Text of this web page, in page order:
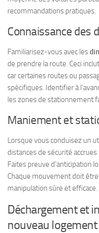
recommandations pratiques.
Connaissance des
Familiarisez-vous avec les
de prendre la route. Ceci
car certaines routes ou
spécifiques. Identifier à
les zones de stationnement
Maniement et
Lorsque vous conduisez un
distances de sécurité
Faites preuve d’anticipation
Chaque mouvement doit être
manipulation sûre et efficace.
Déchargement et
nouveau logement